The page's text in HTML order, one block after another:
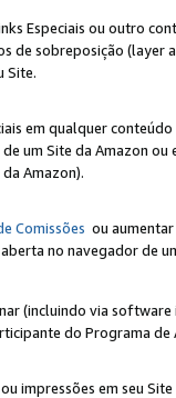
Especiais ou outro
de sobreposição
Site.
em qualquer
um Site da Amazon
Amazon).
Comissões ou
no navegador de
(incluindo via
do Programa de
impressões em seu